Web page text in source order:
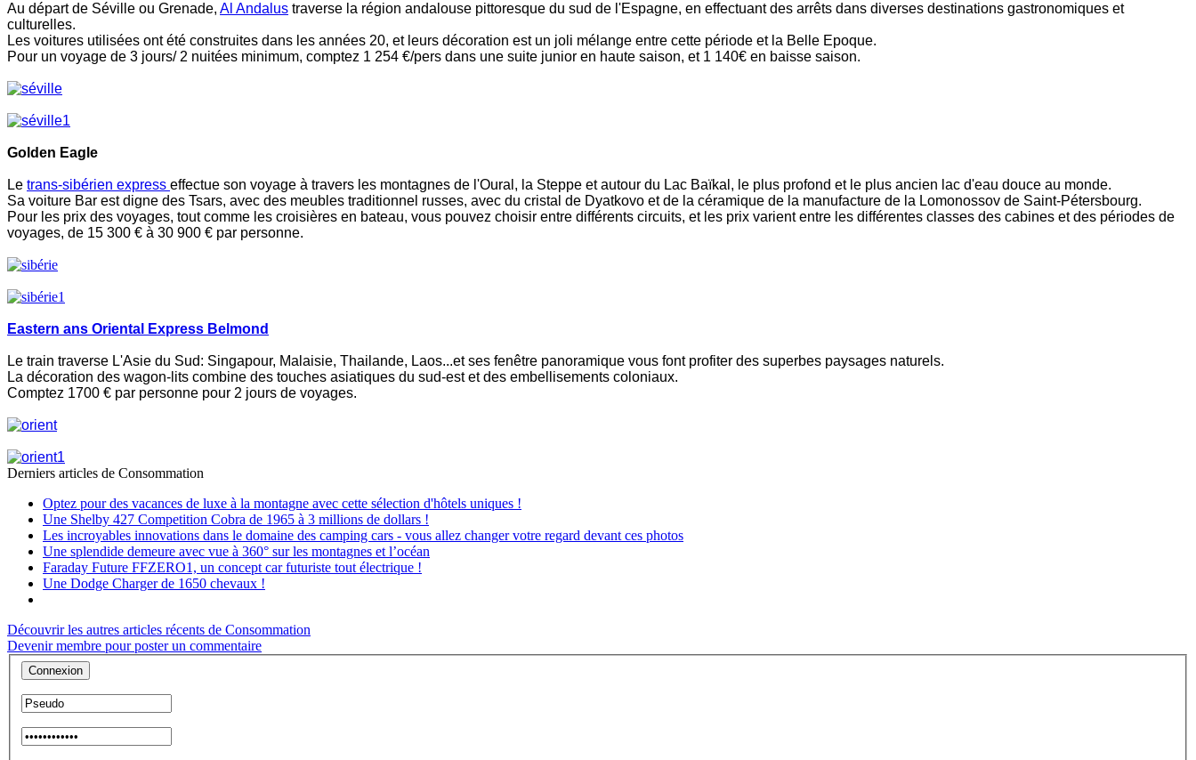
Au départ de Séville ou Grenade, Al Andalus traverse la région andalouse pittoresque du sud de l'Espagne, en effectuant des arrêts dans diverses destinations gastronomiques et
culturelles.
Les voitures utilisées ont été construites dans les années 20, et leurs décoration est un joli mélange entre cette période et la Belle Epoque.
Pour un voyage de 3 jours/ 2 nuitées minimum, comptez 1 254 €/pers dans une suite junior en haute saison, et 1 140€ en baisse saison.
Golden Eagle
Le trans-sibérien express effectue son voyage à travers les montagnes de l'Oural, la Steppe et autour du Lac Baïkal, le plus profond et le plus ancien lac d'eau douce au monde.
Sa voiture Bar est digne des Tsars, avec des meubles traditionnel russes, avec du cristal de Dyatkovo et de la céramique de la manufacture de la Lomonossov de Saint-Pétersbourg.
Pour les prix des voyages, tout comme les croisières en bateau, vous pouvez choisir entre différents circuits, et les prix varient entre les différentes classes des cabines et des périodes de
voyages, de 15 300 € à 30 900 € par personne.
Eastern ans Oriental Express Belmond
Le train traverse L'Asie du Sud: Singapour, Malaisie, Thailande, Laos...et ses fenêtre panoramique vous font profiter des superbes paysages naturels.
La décoration des wagon-lits combine des touches asiatiques du sud-est et des embellisements coloniaux.
Comptez 1700 € par personne pour 2 jours de voyages.
Derniers articles de Consommation
Optez pour des vacances de luxe à la montagne avec cette sélection d'hôtels uniques !
Une Shelby 427 Competition Cobra de 1965 à 3 millions de dollars !
Les incroyables innovations dans le domaine des camping cars - vous allez changer votre regard devant ces photos
Une splendide demeure avec vue à 360° sur les montagnes et l’océan
Faraday Future FFZERO1, un concept car futuriste tout électrique !
Une Dodge Charger de 1650 chevaux !
Découvrir les autres articles récents de Consommation
Devenir membre pour poster un commentaire